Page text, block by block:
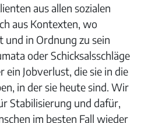
aus allen sozialen
aus Kontexten, wo
und in Ordnung zu sein
oder Schicksalsschläge
ein Jobverlust, die sie in die
in der sie heute sind. Wir
Stabilisierung und dafür,
im besten Fall wieder